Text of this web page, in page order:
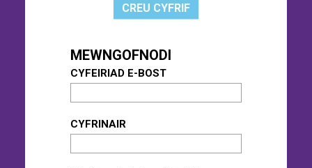
CREU CYFRIF
MEWNGOFNODI
CYFEIRIAD E-BOST
CYFRINAIR